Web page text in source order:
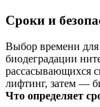
Сроки и
Выбор времени для
биодеградации
рассасывающихся
лифтинг, затем —
Что определяет